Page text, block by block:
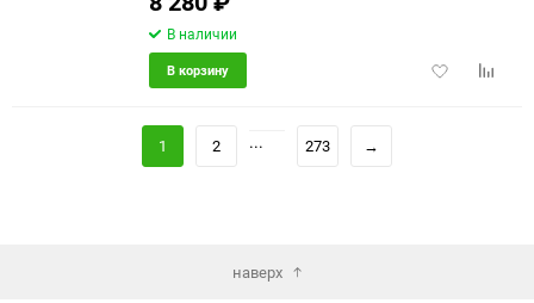
В наличии
Добавить
В корзину
1 2 ... 273 →
наверх